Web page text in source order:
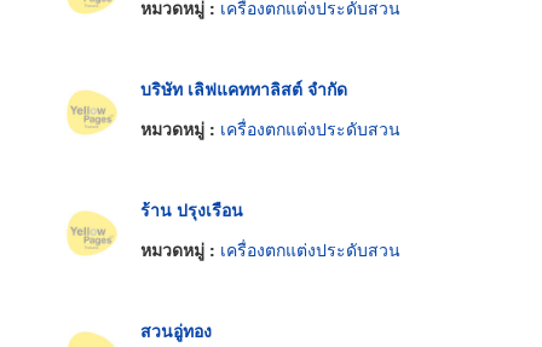
หมวดหมู่ : เครื่องตกแต่งประดับสวน
บริษัท เลิฟแคททาลิสต์ จำกัด
หมวดหมู่ : เครื่องตกแต่งประดับสวน
ร้าน ปรุงเรือน
หมวดหมู่ : เครื่องตกแต่งประดับสวน
สวนอู่ทอง